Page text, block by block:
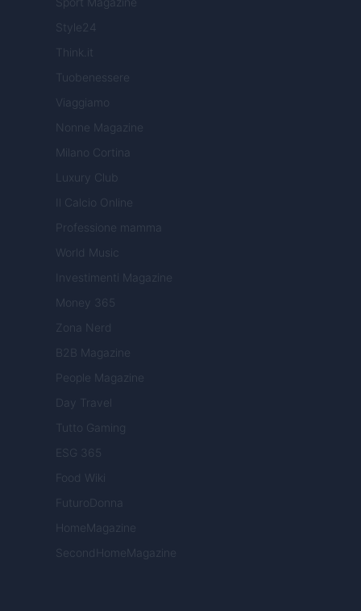
Style24
Think.it
Tuobenessere
Viaggiamo
Nonne Magazine
Milano Cortina
Luxury Club
Il Calcio Online
Professione mamma
World Music
Investimenti Magazine
Money 365
Zona Nerd
B2B Magazine
People Magazine
Day Travel
Tutto Gaming
ESG 365
Food Wiki
FuturoDonna
HomeMagazine
SecondHomeMagazine